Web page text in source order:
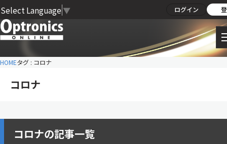
Select Language ▼ ログイン
HOMEタグ : コロナ
コロナ
コロナの記事一覧